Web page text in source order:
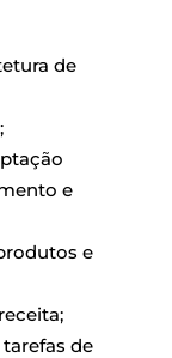
de
e
e
de